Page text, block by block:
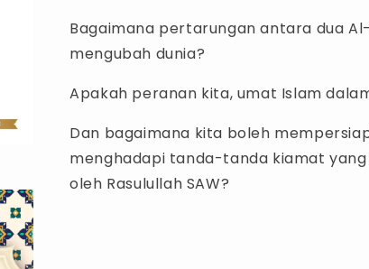
Bagaimana pertarungan antara dua
mengubah dunia?
Apakah peranan kita, umat Islam
Dan bagaimana kita boleh
menghadapi tanda-tanda kiamat
oleh Rasulullah SAW?